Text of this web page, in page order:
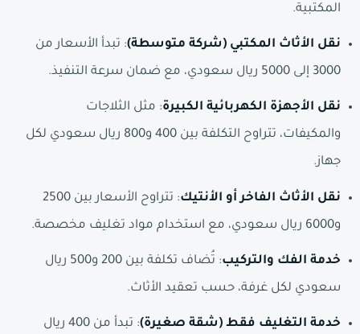
المكتبية.
نقل الأثاث المكتبي (شركة متوسطة): تبدأ الأسعار من
3000 إلى 5000 ريال سعودي، مع ضمان سرعة التنفيذ.
نقل الأجهزة الكهربائية الكبيرة: مثل الثلاجات
والمكيفات، تتراوح التكلفة بين 400 و800 ريال سعودي لكل
جهاز.
نقل الأثاث الفاخر أو الأنتيك
: تتراوح الأسعار بين 2500
و6000 ريال سعودي، مع استخدام مواد تغليف مخصصة.
خدمة الفك والتركيب
: تُضاف تكلفة بين 200 و500 ريال
سعودي لكل غرفة، حسب تعقيد الأثاث.
خدمة التغليف فقط (شقة صغيرة)
: تبدأ من 400 ريال